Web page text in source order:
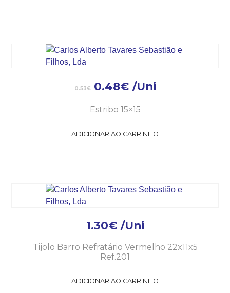
0.53€ 0.48€ /Uni
Estribo 15×15
ADICIONAR AO CARRINHO
1.30€ /Uni
Tijolo Barro Refratário Vermelho 22x11x5
Ref.201
ADICIONAR AO CARRINHO